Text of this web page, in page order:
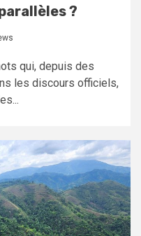
?
qui, depuis des
les discours officiels,